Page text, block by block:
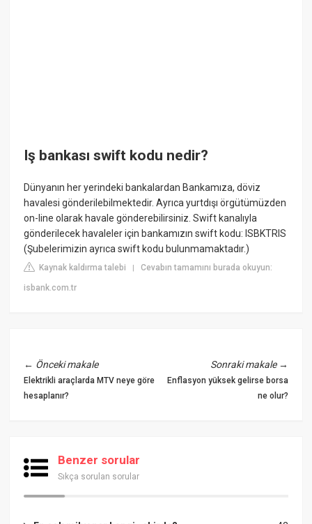
Iş bankası swift kodu nedir?
Dünyanın her yerindeki bankalardan Bankamıza, döviz
havalesi gönderilebilmektedir. Ayrıca yurtdışı örgütümüzden
on-line olarak havale gönderebilirsiniz. Swift kanalıyla
gönderilecek havaleler için bankamızın swift kodu: ISBKTRIS
(Şubelerimizin ayrıca swift kodu bulunmamaktadır.)
Kaynak kaldırma talebi |Cevabın tamamını burada okuyun:
isbank.com.tr
← Önceki makale
Elektrikli araçlarda MTV neye göre
hesaplanır?
Sonraki makale→
Enflasyon yüksek gelirse borsa
ne olur?
Benzer sorular
Sıkça sorulan sorular